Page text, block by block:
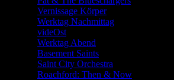
Vernissage Körper
Werktag Nachmittag
videOst
Werktag Abend
Basement Saints
Saint City Orchestra
Roachford: Then & Now